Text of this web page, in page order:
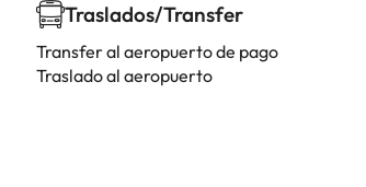
Traslados/Transfer
Transfer al aeropuerto de pago
Traslado al aeropuerto